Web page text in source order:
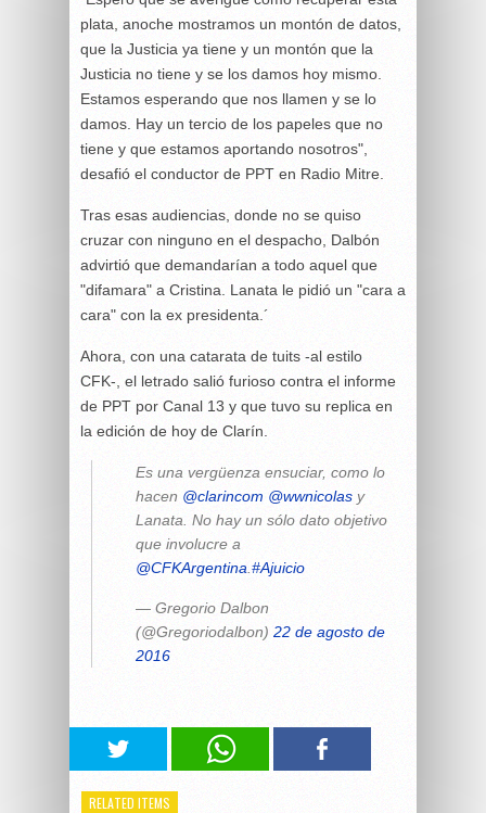
plata, anoche mostramos un montón de datos,
que la Justicia ya tiene y un montón que la
Justicia no tiene y se los damos hoy mismo.
Estamos esperando que nos llamen y se lo
damos. Hay un tercio de los papeles que no
tiene y que estamos aportando nosotros",
desafió el conductor de PPT en Radio Mitre.
Tras esas audiencias, donde no se quiso
cruzar con ninguno en el despacho, Dalbón
advirtió que demandarían a todo aquel que
"difamara" a Cristina. Lanata le pidió un "cara a
cara" con la ex presidenta.´
Ahora, con una catarata de tuits -al estilo
CFK-, el letrado salió furioso contra el informe
de PPT por Canal 13 y que tuvo su replica en
la edición de hoy de Clarín.
Es una vergüenza ensuciar, como lo
hacen @clarincom @wwnicolas y
Lanata. No hay un sólo dato objetivo
que involucre a
@CFKArgentina #Ajuicio
— Gregorio Dalbon
(@Gregoriodalbon) 22 de agosto de
2016
RELATED ITEMS